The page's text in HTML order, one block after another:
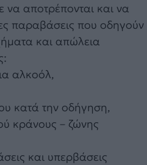
να αποτρέπονται και να
παραβάσεις που οδηγούν
και απώλεια
αλκοόλ,
κατά την οδήγηση,
κράνους – ζώνης
και υπερβάσεις